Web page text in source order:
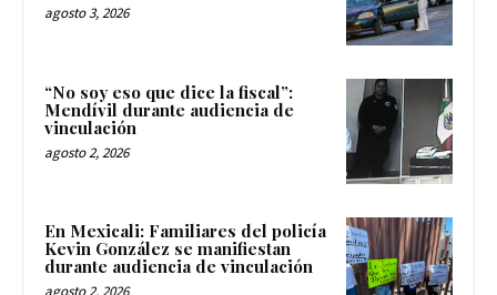
agosto 3, 2026
“No soy eso que dice la fiscal”:
Mendívil durante audiencia de
vinculación
agosto 2, 2026
En Mexicali: Familiares del policía
Kevin González se manifiestan
durante audiencia de vinculación